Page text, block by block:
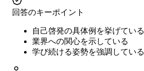
回答のキーポイント
自己啓発の具体例を挙げている
業界への関心を示している
学び続ける姿勢を強調している